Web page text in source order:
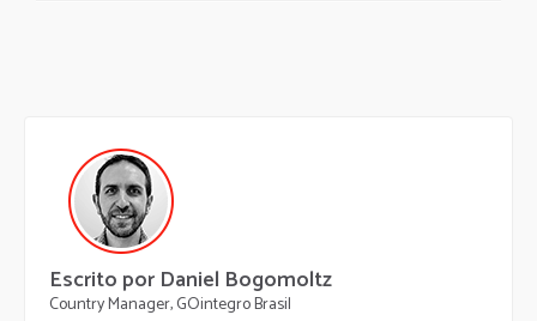
Escrito por Daniel Bogomoltz
Country Manager, GOintegro Brasil